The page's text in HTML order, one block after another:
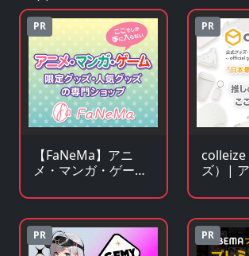
PR
【FaNeMa】アニ
メ・マンガ・ゲーム
ズを皆様にお届けし
ます！
PR
colleize
ズ）|
ズ・公
商品専
PR PR